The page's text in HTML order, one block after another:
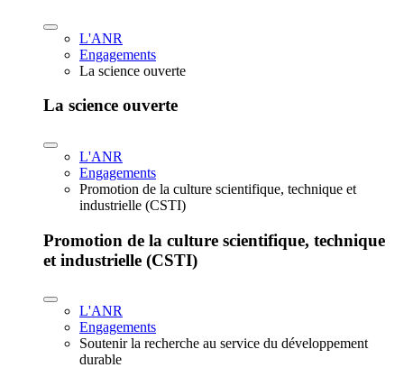
L'ANR
Engagements
La science ouverte
La science ouverte
L'ANR
Engagements
Promotion de la culture scientifique, technique et
industrielle (CSTI)
Promotion de la culture scientifique, technique
et industrielle (CSTI)
L'ANR
Engagements
Soutenir la recherche au service du développement
durable